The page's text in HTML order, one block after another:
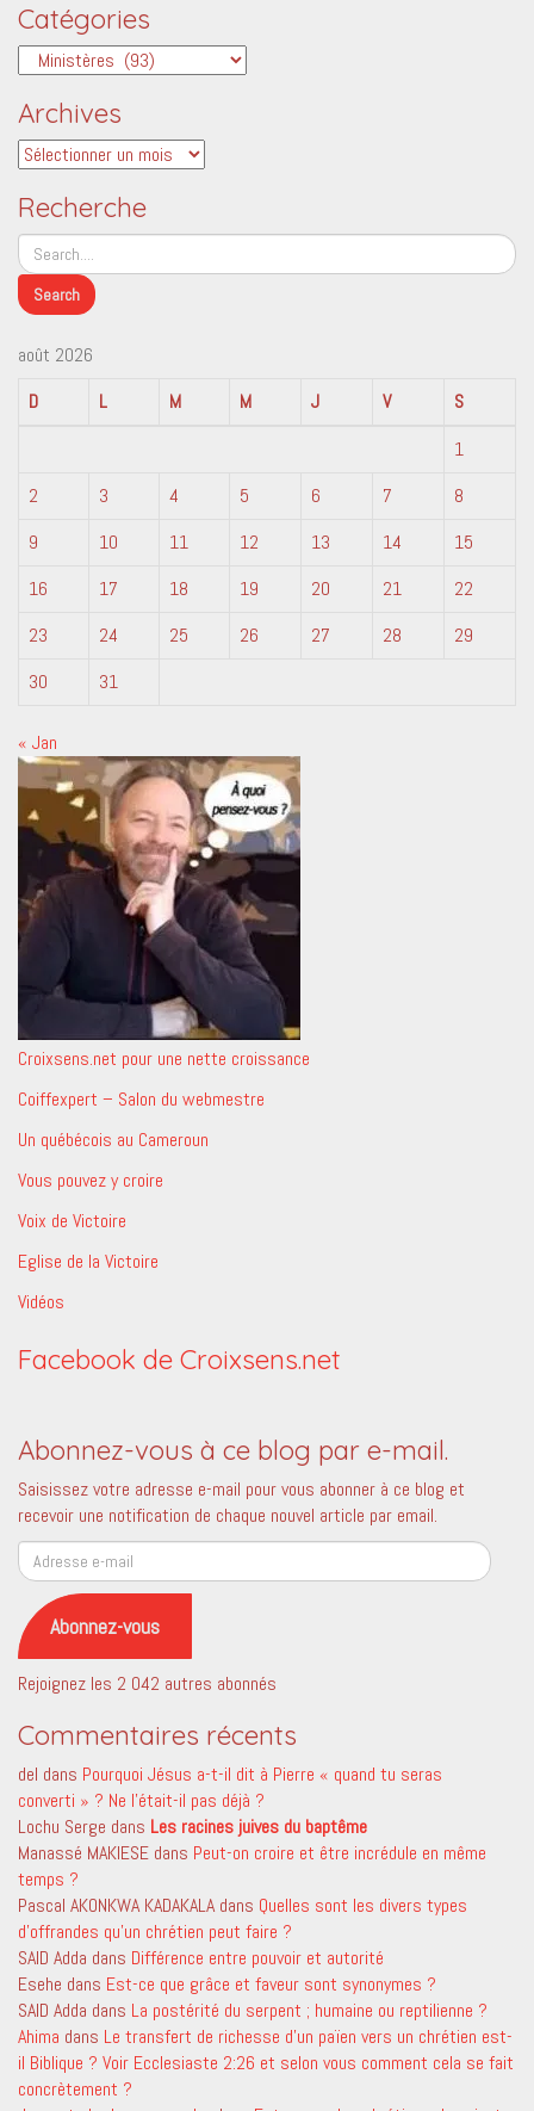
Catégories
Catégories
Archives
Archives
Recherche
août 2026
D
L M M J V
S
1
2
3 4 5 6 7
8
9
10 11 12 13 14
15
16
17 18 19 20 21
22
23
24 25 26 27 28
29
30
31
« Jan
Croixsens.net pour une nette croissance
Coiffexpert – Salon du webmestre
Un québécois au Cameroun
Vous pouvez y croire
Voix de Victoire
Eglise de la Victoire
Vidéos
Facebook de Croixsens.net
Abonnez-vous à ce blog par e-mail.
Saisissez votre adresse e-mail pour vous abonner à ce blog et
recevoir une notification de chaque nouvel article par email.
Adresse
e-
mail
Abonnez-vous
Rejoignez les 2 042 autres abonnés
Commentaires récents
del dans Pourquoi Jésus a-t-il dit à Pierre « quand tu seras
converti » ? Ne l’était-il pas déjà ?
Lochu Serge dans Les racines juives du baptême
Manassé MAKIESE dans Peut-on croire et être incrédule en même
temps ?
Pascal AKONKWA KADAKALA dans Quelles sont les divers types
d’offrandes qu’un chrétien peut faire ?
SAID Adda dans Différence entre pouvoir et autorité
Esehe dans Est-ce que grâce et faveur sont synonymes ?
SAID Adda dans La postérité du serpent ; humaine ou reptilienne ?
Ahima dans Le transfert de richesse d’un païen vers un chrétien est-
il Biblique ? Voir Ecclesiaste 2:26 et selon vous comment cela se fait
concrètement ?